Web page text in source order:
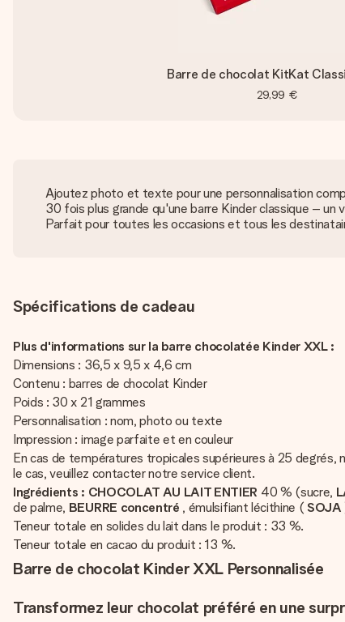
Barre de chocolat KitKat
29,99 €
Ajoutez photo et texte pour une personnalisation
30 fois plus grande qu'une barre Kinder classique –
Parfait pour toutes les occasions et tous les
Spécifications de cadeau
Plus d'informations sur la barre chocolatée Kinder XXL :
Dimensions : 36,5 x 9,5 x 4,6 cm
Contenu : barres de chocolat Kinder
Poids : 30 x 21 grammes
Personnalisation : nom, photo ou texte
Impression : image parfaite et en couleur
En cas de températures tropicales supérieures à 25
le cas, veuillez contacter notre service client.
Ingrédients : CHOCOLAT AU LAIT ENTIER 40 % (sucre,
de palme, BEURRE concentré , émulsifiant lécithine (SOJA
Teneur totale en solides du lait dans le produit : 33 %.
Teneur totale en cacao du produit : 13 %.
Barre de chocolat Kinder XXL Personnalisée
Transformez leur chocolat préféré en une